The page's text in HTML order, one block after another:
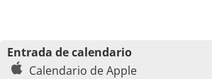
Entrada de calendario
Calendario de Apple